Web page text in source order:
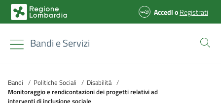
AccedioRegistrati
Bandi e Servizi
Bandi / Politiche Sociali / Disabilità /
Monitoraggio e rendicontazioni dei progetti relativi ad
interventi di inclusione sociale